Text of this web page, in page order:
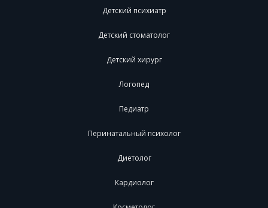
Детский психиатр
Детский стоматолог
Детский хирург
Логопед
Педиатр
Перинатальный психолог
Диетолог
Кардиолог